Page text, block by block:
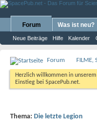
Forum
Neue Beiträge Hilfe Kalender
Was ist neu?
Forum FILME,
Herzlich willkommen in
Einstieg bei SpacePub.net.
Thema: Die letzte Legion